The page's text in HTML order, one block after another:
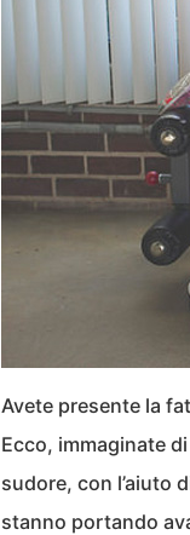
Avete presente la
Ecco, immaginate
sudore, con l’aiuto
stanno portando